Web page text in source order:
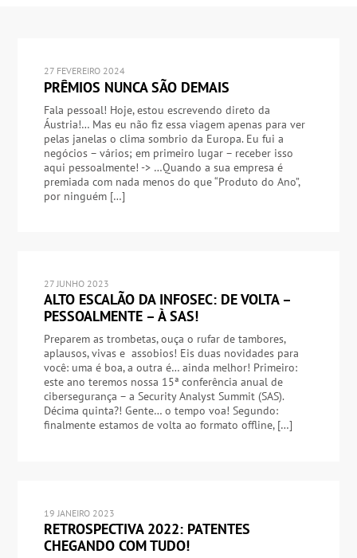
27 FEVEREIRO 2024
PRÊMIOS NUNCA SÃO DEMAIS
Fala pessoal! Hoje, estou escrevendo direto da
Áustria!… Mas eu não fiz essa viagem apenas para ver
pelas janelas o clima sombrio da Europa. Eu fui a
negócios – vários; em primeiro lugar – receber isso
aqui pessoalmente! -> …Quando a sua empresa é
premiada com nada menos do que “Produto do Ano”,
por ninguém […]
27 JUNHO 2023
ALTO ESCALÃO DA INFOSEC: DE VOLTA –
PESSOALMENTE – À SAS!
Preparem as trombetas, ouça o rufar de tambores,
aplausos, vivas e assobios! Eis duas novidades para
você: uma é boa, a outra é… ainda melhor! Primeiro:
este ano teremos nossa 15ª conferência anual de
cibersegurança – a Security Analyst Summit (SAS).
Décima quinta?! Gente… o tempo voa! Segundo:
finalmente estamos de volta ao formato offline, […]
19 JANEIRO 2023
RETROSPECTIVA 2022: PATENTES
CHEGANDO COM TUDO!